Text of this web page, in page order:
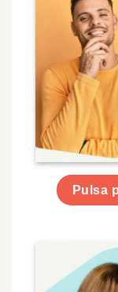
Pulsa